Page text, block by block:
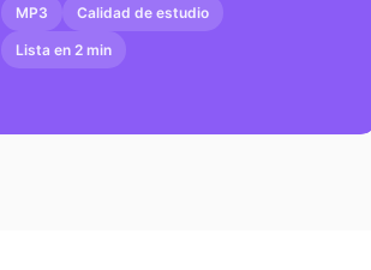
MP3 Calidad de estudio
Lista en 2 min